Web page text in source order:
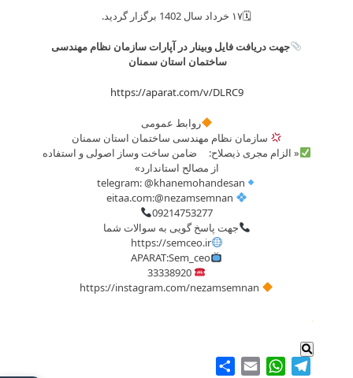
🗓۱۷ خرداد سال 1402 برگزار گردید.
جهت دریافت فایل وبینار در آپارات سازمان نظام مهندسی
ساختمان استان سمنان
https://aparat.com/v/DLRC9
روابط عمومی
سازمان نظام مهندسی ساختمان استان سمنان
« الزام مجری ذیصلاح: ضامن ساخت وساز اصولی و استفاده
از مصالح استاندارد»
telegram: @khanemohandesan
09214753277
جهت پاسخ گویی به سوالات شما
https://semceo.ir
APARAT:Sem_ceo
.
Telegram
WhatsApp
Email